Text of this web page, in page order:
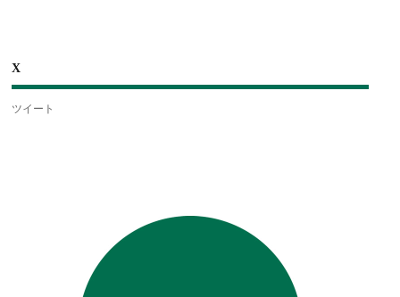
X
ツイート